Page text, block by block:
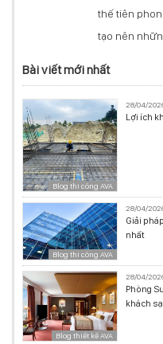
thế tiên
tạo nên
Bài viết mới nhất
Blog thi công AVA
28/04/
Lợi ích
Blog thi công AVA
28/04/
Giải
nhất
Blog thiết kế AVA
28/04/
Phòng
khách